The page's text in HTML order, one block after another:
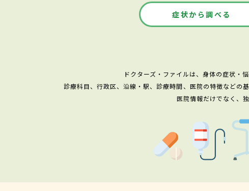
症状から調べる
ドクターズ・ファイルは、身体の症状・
診療科目、行政区、沿線・駅、診療時間、医院の特徴などの
医院情報だけでなく、